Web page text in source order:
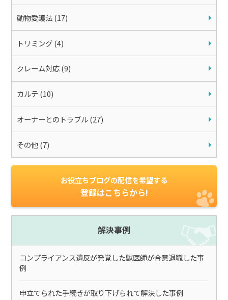
動物愛護法 (17)
トリミング (4)
クレーム対応 (9)
カルテ (10)
オーナーとのトラブル (27)
その他 (7)
お役立ちブログの配信を希望する
登録はこちらから!
解決事例
コンプライアンス違反が発覚した獣医師が合意退職した事
例
申立てられた手続きが取り下げられて解決した事例